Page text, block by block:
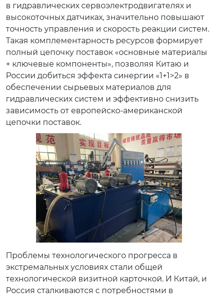
в гидравлических сервоэлектродвигателях и
высокоточных датчиках, значительно повышают
точность управления и скорость реакции систем.
Такая комплементарность ресурсов формирует
полный цепочку поставок «основные материалы
+ ключевые компоненты», позволяя Китаю и
России добиться эффекта синергии «1+1>2» в
обеспечении сырьевых материалов для
гидравлических систем и эффективно снизить
зависимость от европейско-американской
цепочки поставок.
Проблемы технологического прогресса в
экстремальных условиях стали общей
технологической визитной карточкой. И Китай, и
Россия сталкиваются с потребностями в